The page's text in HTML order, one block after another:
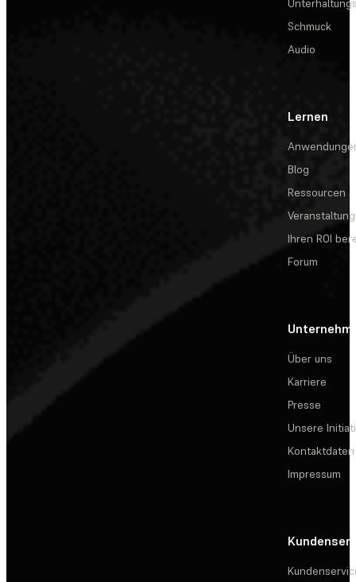
Schmuck
Audio
Lernen
Blog
Ressourcen
Ihren ROI
Forum
Über uns
Karriere
Presse
Unsere
Kontaktdaten
Impressum